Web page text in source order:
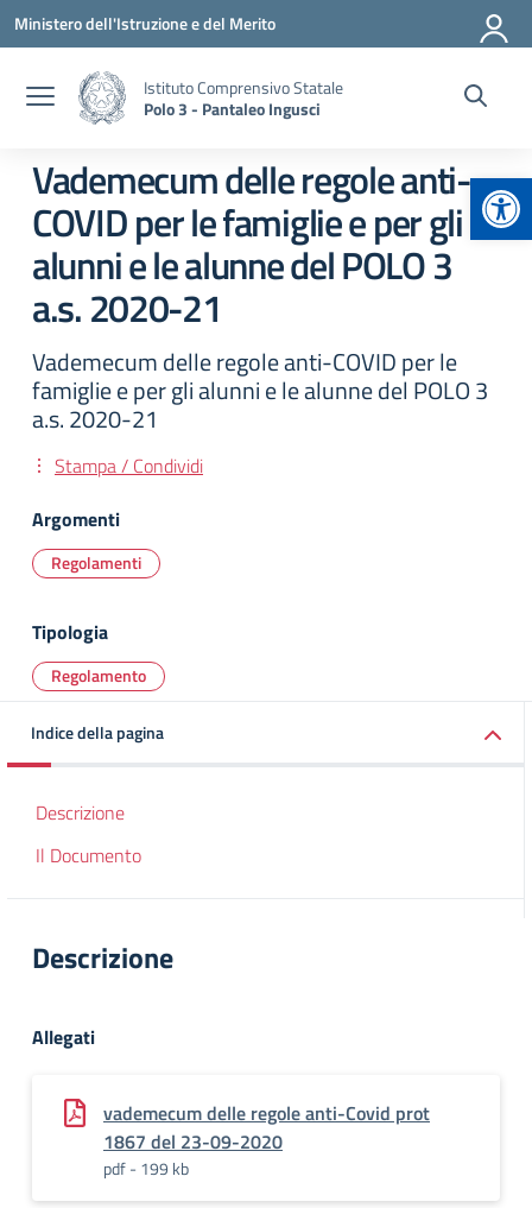
Vai ai contenuti
Vai al menu di navigazione
Vai al footer
Ministero dell'Istruzione e del Merito
Istituto Comprensivo Statale
Polo 3 - Pantaleo Ingusci
Vademecum delle regole anti-
COVID per le famiglie e per gli
alunni e le alunne del POLO 3
a.s. 2020-21
Vademecum delle regole anti-COVID per le
famiglie e per gli alunni e le alunne del POLO 3
a.s. 2020-21
Stampa / Condividi
Argomenti
Regolamenti
Tipologia
Regolamento
Indice della pagina
Descrizione
Il Documento
Descrizione
Allegati
vademecum delle regole anti-Covid prot
1867 del 23-09-2020
pdf - 199 kb